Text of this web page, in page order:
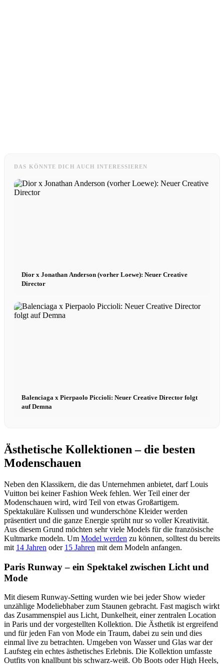
DAS KÖNNTE DICH AUCH INTERESSIEREN
Dior x Jonathan Anderson (vorher Loewe): Neuer Creative
Director
Balenciaga x Pierpaolo Piccioli: Neuer Creative Director folgt
auf Demna
Ästhetische Kollektionen – die besten
Modenschauen
Neben den Klassikern, die das Unternehmen anbietet, darf Louis
Vuitton bei keiner Fashion Week fehlen. Wer Teil einer der
Modenschauen wird, wird Teil von etwas Großartigem.
Spektakuläre Kulissen und wunderschöne Kleider werden
präsentiert und die ganze Energie sprüht nur so voller Kreativität.
Aus diesem Grund möchten sehr viele Models für die französische
Kultmarke modeln. Um Model werden zu können, solltest du bereits
mit 14 Jahren oder 15 Jahren mit dem Modeln anfangen.
Paris Runway – ein Spektakel zwischen Licht und
Mode
Mit diesem Runway-Setting wurden wie bei jeder Show wieder
unzählige Modeliebhaber zum Staunen gebracht. Fast magisch wirkt
das Zusammenspiel aus Licht, Dunkelheit, einer zentralen Location
in Paris und der vorgestellten Kollektion. Die Ästhetik ist ergreifend
und für jeden Fan von Mode ein Traum, dabei zu sein und dies
einmal live zu betrachten. Umgeben von Wasser und Glas war der
Laufsteg ein echtes ästhetisches Erlebnis. Die Kollektion umfasste
Outfits von knallbunt bis schwarz-weiß. Ob Boots oder High Heels,